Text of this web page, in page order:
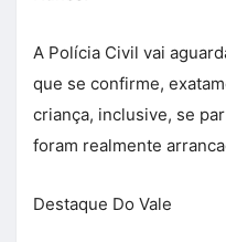
A Polícia Civil vai
que se confirme,
criança, inclusive, se
foram realmente
Destaque Do Vale